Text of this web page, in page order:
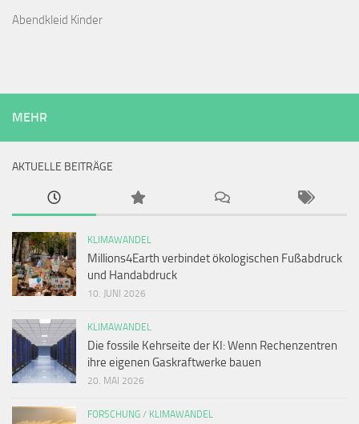
Abendkleid Kinder
MEHR
AKTUELLE BEITRÄGE
KLIMAWANDEL
Millions4Earth verbindet ökologischen Fußabdruck
und Handabdruck
10. JUNI 2026
KLIMAWANDEL
Die fossile Kehrseite der KI: Wenn Rechenzentren
ihre eigenen Gaskraftwerke bauen
20. MAI 2026
FORSCHUNG / KLIMAWANDEL